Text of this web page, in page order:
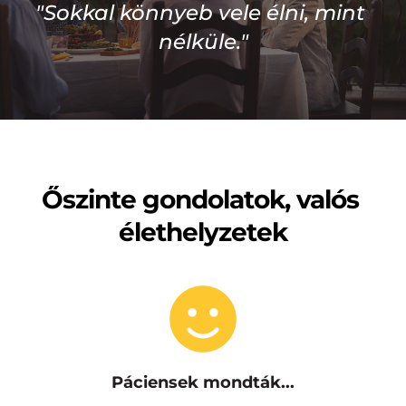
"Sokkal könnyeb vele élni, mint
nélküle."
Őszinte gondolatok, valós
élethelyzetek
Páciensek mondták...